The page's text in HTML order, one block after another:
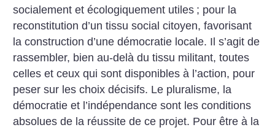
socialement et écologiquement utiles ; pour la
reconstitution d’un tissu social citoyen, favorisant
la construction d’une démocratie locale. Il s’agit de
rassembler, bien au-delà du tissu militant, toutes
celles et ceux qui sont disponibles à l’action, pour
peser sur les choix décisifs. Le pluralisme, la
démocratie et l’indépendance sont les conditions
absolues de la réussite de ce projet. Pour être à la